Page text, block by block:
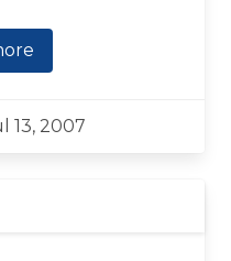
13, 2007